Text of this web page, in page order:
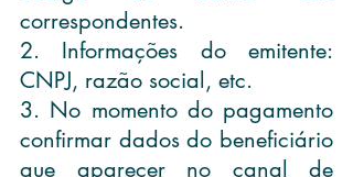
correspondentes.
2. Informações do emitente:
CNPJ, razão social, etc.
3. No momento do pagamento
confirmar dados do beneficiário
que aparecer no canal de